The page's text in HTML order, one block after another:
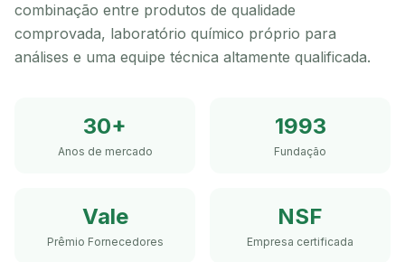
combinação entre produtos de qualidade
comprovada, laboratório químico próprio para
análises e uma equipe técnica altamente qualificada.
30+
Anos de mercado
1993
Fundação
Vale
Prêmio Fornecedores
NSF
Empresa certificada